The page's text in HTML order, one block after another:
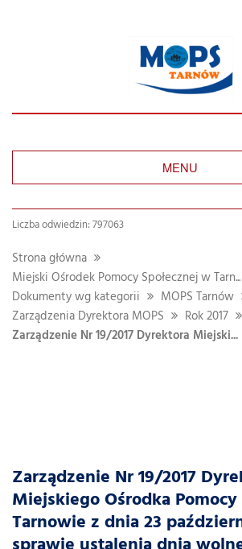
MENU
Liczba odwiedzin: 797063
Strona główna
Miejski Ośrodek Pomocy Społecznej w Tarn...
Dokumenty wg kategorii
MOPS Tarnów
Zarządzenia Dyrektora MOPS
Rok 2017
Zarządzenie Nr 19/2017 Dyrektora Miejski...
Zarządzenie Nr 19/2017
Miejskiego Ośrodka
Tarnowie z dnia 23